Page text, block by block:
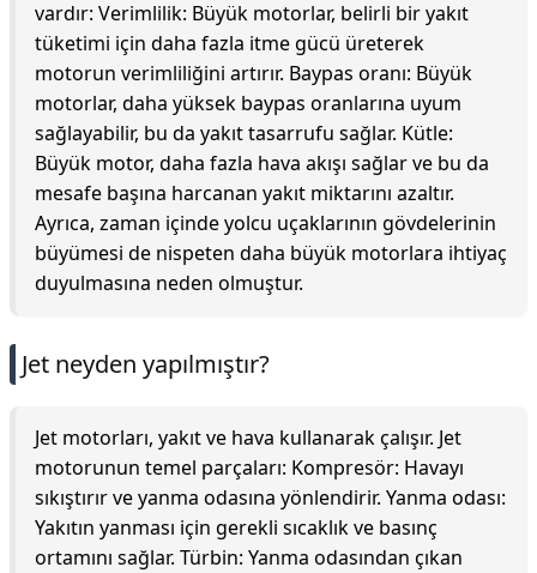
vardır: Verimlilik: Büyük motorlar, belirli bir yakıt
tüketimi için daha fazla itme gücü üreterek
motorun verimliliğini artırır. Baypas oranı: Büyük
motorlar, daha yüksek baypas oranlarına uyum
sağlayabilir, bu da yakıt tasarrufu sağlar. Kütle:
Büyük motor, daha fazla hava akışı sağlar ve bu da
mesafe başına harcanan yakıt miktarını azaltır.
Ayrıca, zaman içinde yolcu uçaklarının gövdelerinin
büyümesi de nispeten daha büyük motorlara ihtiyaç
duyulmasına neden olmuştur.
Jet neyden yapılmıştır?
Jet motorları, yakıt ve hava kullanarak çalışır. Jet
motorunun temel parçaları: Kompresör: Havayı
sıkıştırır ve yanma odasına yönlendirir. Yanma odası:
Yakıtın yanması için gerekli sıcaklık ve basınç
ortamını sağlar. Türbin: Yanma odasından çıkan